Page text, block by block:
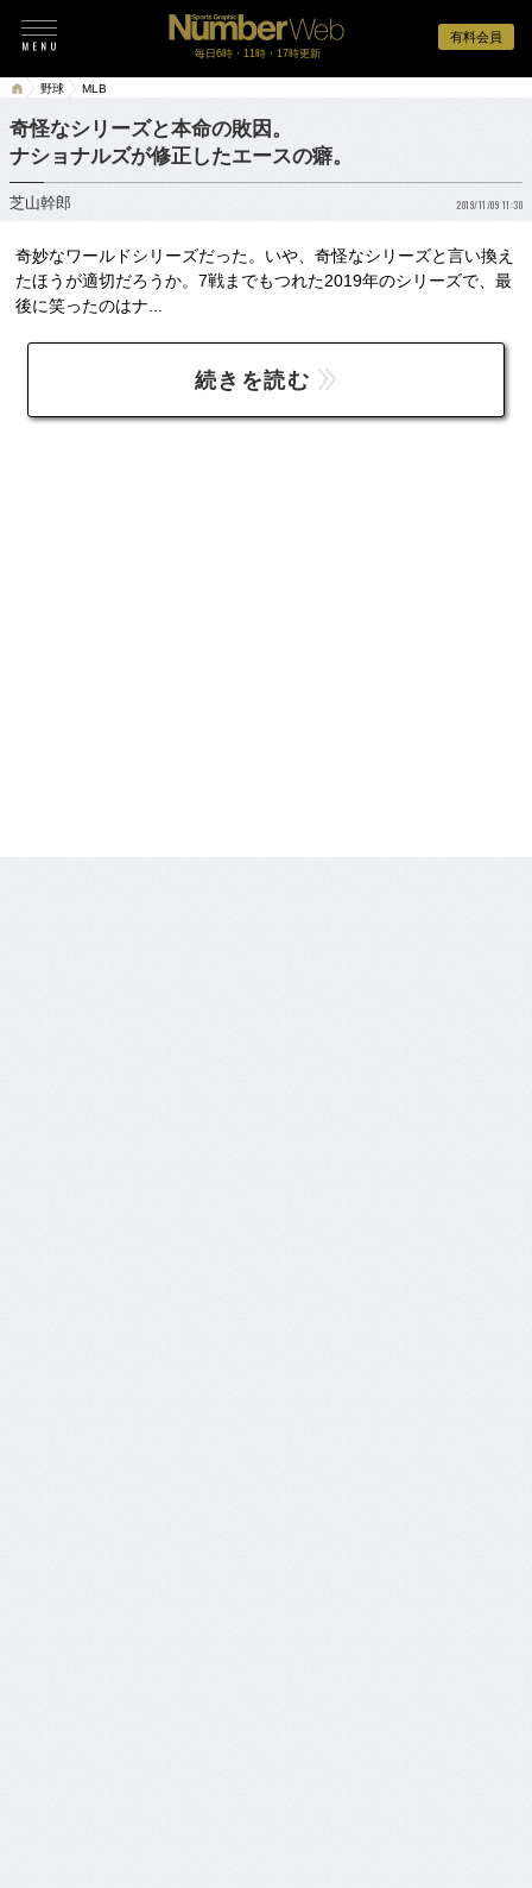
有料会員
毎日6時・11時・17時更新
野球 MLB
奇怪なシリーズと本命の敗因。
ナショナルズが修正したエースの癖。
芝山幹郎 2019/11/09 11:30
奇妙なワールドシリーズだった。いや、奇怪なシリーズと言い換え
たほうが適切だろうか。7戦までもつれた2019年のシリーズで、最
後に笑ったのはナ...
続きを読む